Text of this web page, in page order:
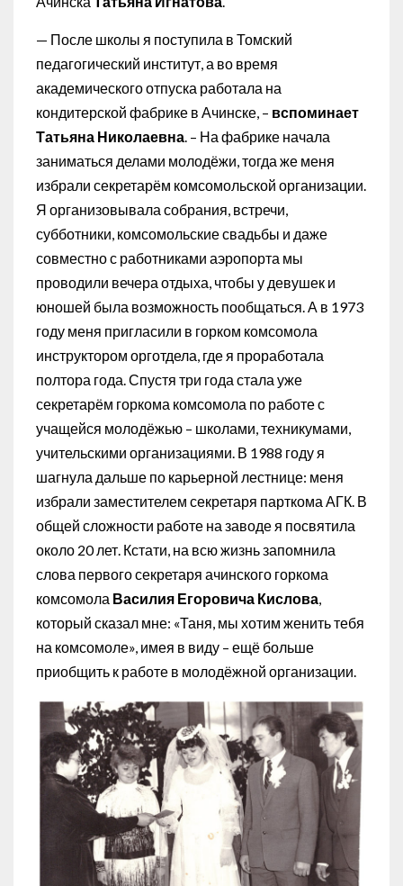
— После школы я поступила в Томский
педагогический институт, а во время
академического отпуска работала на
кондитерской фабрике в Ачинске, – вспоминает
Татьяна Николаевна . – На фабрике начала
заниматься делами молодёжи, тогда же меня
избрали секретарём комсомольской организации.
Я организовывала собрания, встречи,
субботники, комсомольские свадьбы и даже
совместно с работниками аэропорта мы
проводили вечера отдыха, чтобы у девушек и
юношей была возможность пообщаться. А в 1973
году меня пригласили в горком комсомола
инструктором орготдела, где я проработала
полтора года. Спустя три года стала уже
секретарём горкома комсомола по работе с
учащейся молодёжью – школами, техникумами,
учительскими организациями. В 1988 году я
шагнула дальше по карьерной лестнице: меня
избрали заместителем секретаря парткома АГК. В
общей сложности работе на заводе я посвятила
около 20 лет. Кстати, на всю жизнь запомнила
слова первого секретаря ачинского горкома
комсомола Василия Егоровича Кислова
который сказал мне: «Таня, мы хотим женить тебя
на комсомоле», имея в виду – ещё больше
приобщить к работе в молодёжной организации.